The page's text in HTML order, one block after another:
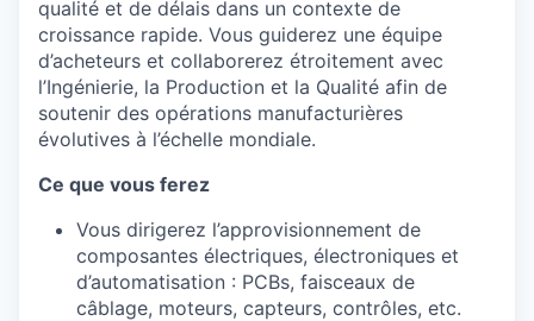
qualité et de délais dans un contexte de
croissance rapide. Vous guiderez une équipe
d’acheteurs et collaborerez étroitement avec
l’Ingénierie, la Production et la Qualité afin de
soutenir des opérations manufacturières
évolutives à l’échelle mondiale.
Ce que vous ferez
Vous dirigerez l’approvisionnement de
composantes électriques, électroniques et
d’automatisation : PCBs, faisceaux de
câblage, moteurs, capteurs, contrôles, etc.